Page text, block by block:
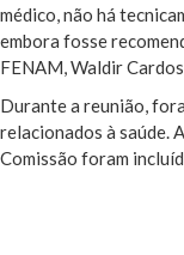
médico, não há
embora fosse
FENAM, Waldir
Durante a reunião,
relacionados à saúde.
Comissão foram